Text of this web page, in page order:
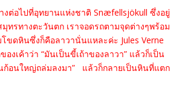
งต่อไปที่อุทยานแห่งชาติ Snæfellsjökull ซึ่งอยู่
ทรทางตะวันตก เราจอดรถตามจุดต่างๆพร้อม
ขดหินซึ่งก็คือลาวานั่นแหละค่ะ Jules Verne
งเค้าว่า “มันเป็นขี้เถ้าของลาวา” แล้วก็เป็น
ก้อนใหญ่ถล่มลงมา” แล้วก็กลายเป็นหินที่แตก